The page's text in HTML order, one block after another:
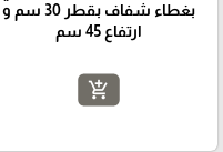
بغطاء شفاف بقطر 30 سم و
ارتفاع 45 سم
add_shopping_cart